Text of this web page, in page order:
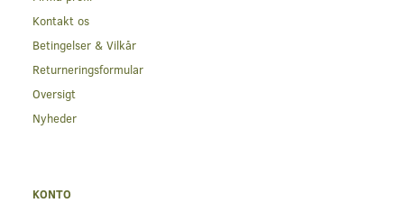
Kontakt os
Betingelser & Vilkår
Returneringsformular
Oversigt
Nyheder
KONTO